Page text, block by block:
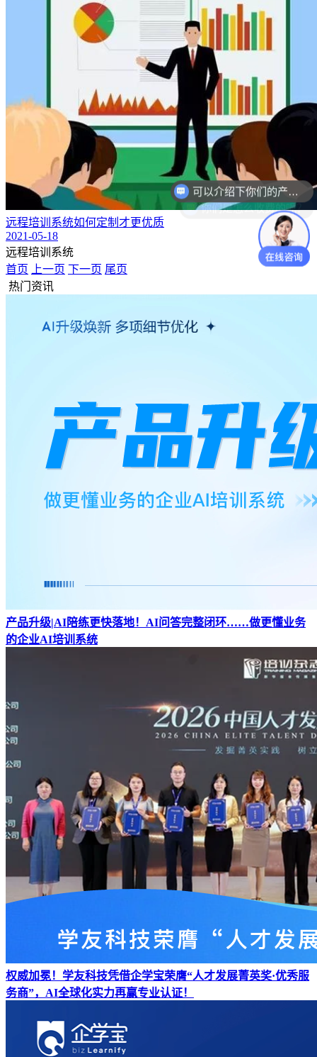
远程培训系统如何定制才更优质
2021-05-18
远程培训系统
首页
上一页 下一页 尾页
热门资讯
产品升级|AI陪练更快落地！AI问答完整闭环……做更懂业务
的企业AI培训系统
权威加冕！学友科技凭借企学宝荣膺“人才发展菁英奖·优秀服
务商”，AI全球化实力再赢专业认证！
你们是怎么收费的呢？